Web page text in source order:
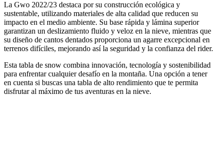
La Gwo 2022/23 destaca por su construcción ecológica y
sustentable, utilizando materiales de alta calidad que reducen su
impacto en el medio ambiente. Su base rápida y lámina superior
garantizan un deslizamiento fluido y veloz en la nieve, mientras que
su diseño de cantos dentados proporciona un agarre excepcional en
terrenos difíciles, mejorando así la seguridad y la confianza del rider.
Esta tabla de snow combina innovación, tecnología y sostenibilidad
para enfrentar cualquier desafío en la montaña. Una opción a tener
en cuenta si buscas una tabla de alto rendimiento que te permita
disfrutar al máximo de tus aventuras en la nieve.